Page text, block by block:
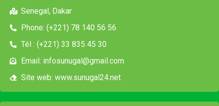
Senegal, Dakar
Phone: (+221) 78 140 56 56
Tél : (+221) 33 835 45 30
Email: infosunugal@gmail.com
Site web: www.sunugal24.net